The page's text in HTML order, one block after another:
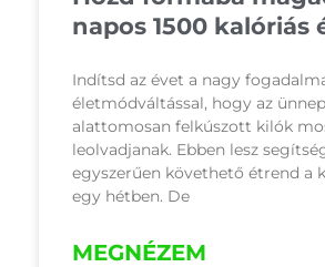
napos 1500 kalóriás
Indítsd az évet a nagy
életmódváltással, hogy az
alattomosan felkúszott kilók
leolvadjanak. Ebben lesz
egyszerűen követhető étrend a
egy hétben. De
MEGNÉZEM